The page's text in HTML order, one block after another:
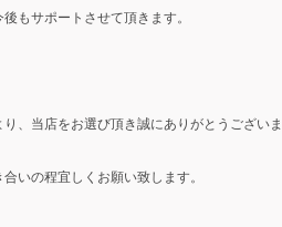
もサポートさせて頂きます。
、当店をお選び頂き誠にありがとうござい
いの程宜しくお願い致します。